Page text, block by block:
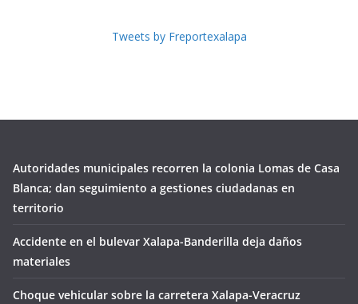
Tweets by Freportexalapa
Autoridades municipales recorren la colonia Lomas de Casa
Blanca; dan seguimiento a gestiones ciudadanas en
territorio
Accidente en el bulevar Xalapa-Banderilla deja daños
materiales
Choque vehicular sobre la carretera Xalapa-Veracruz